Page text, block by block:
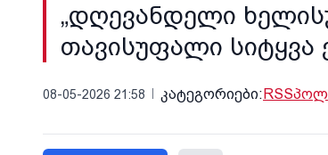
„დღევანდელი
თავისუფალი სიტყვა
08-05-2026 21:58 კატეგორიები:RSS